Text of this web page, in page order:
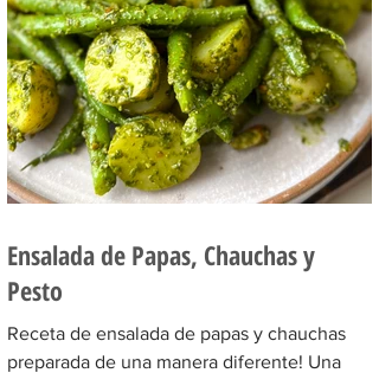
Ensalada de Papas, Chauchas y
Pesto
Receta de ensalada de papas y chauchas
preparada de una manera diferente! Una